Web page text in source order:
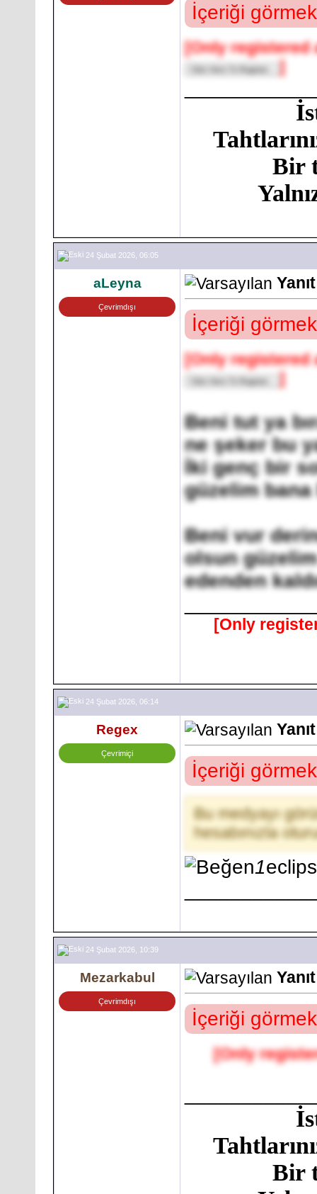
İçeriği
[Only registered
]
Bir
24 Şubat 2026, 06:05
aLeyna
Çevrimdışı
İçeriği
[Only registered
]
Beni tut ya
ne şeker bu
İki genç bir
güzelim
Beni vur
olsun
edenden
[Only
24 Şubat 2026, 06:14
Regex
Çevrimiçi
İçeriği
Bu medyayı
hesabınızla
1
24 Şubat 2026, 10:39
Mezarkabul
Çevrimdışı
İçeriği
[Only
Bir